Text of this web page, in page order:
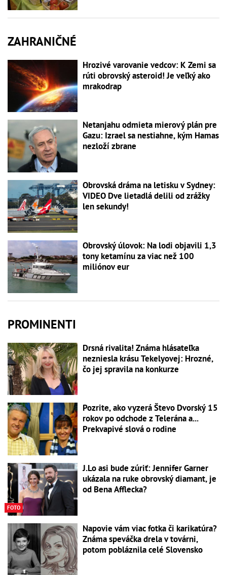
ZAHRANIČNÉ
Hrozivé varovanie vedcov: K Zemi sa
rúti obrovský asteroid! Je veľký ako
mrakodrap
Netanjahu odmieta mierový plán pre
Gazu: Izrael sa nestiahne, kým Hamas
nezloží zbrane
Obrovská dráma na letisku v Sydney:
VIDEO Dve lietadlá delili od zrážky
len sekundy!
Obrovský úlovok: Na lodi objavili 1,3
tony ketamínu za viac než 100
miliónov eur
PROMINENTI
Drsná rivalita! Známa hlásateľka
nezniesla krásu Tekelyovej: Hrozné,
čo jej spravila na konkurze
Pozrite, ako vyzerá Števo Dvorský 15
rokov po odchode z Telerána a...
Prekvapivé slová o rodine
FOTO
J.Lo asi bude zúriť: Jennifer Garner
ukázala na ruke obrovský diamant, je
od Bena Afflecka?
Napovie vám viac fotka či karikatúra?
Známa speváčka drela v továrni,
potom pobláznila celé Slovensko